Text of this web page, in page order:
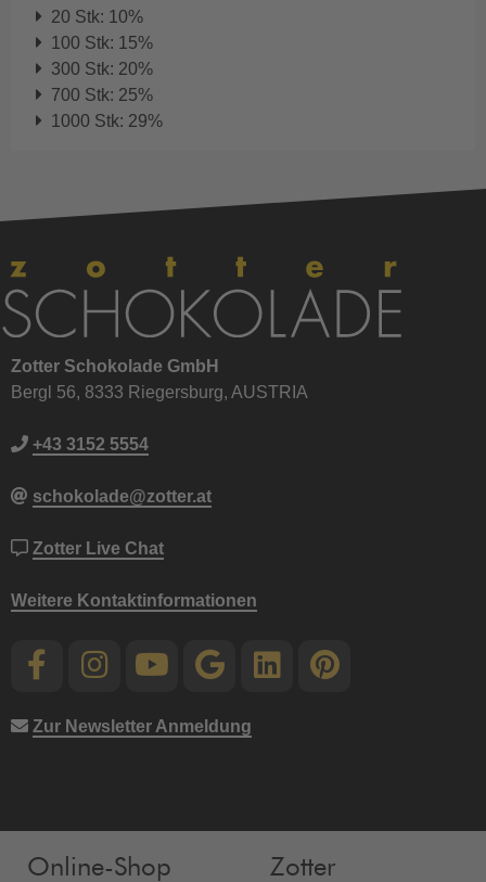
20 Stk: 10%
100 Stk: 15%
300 Stk: 20%
700 Stk: 25%
1000 Stk: 29%
Zotter Schokolade GmbH
Bergl 56, 8333 Riegersburg, AUSTRIA
+43 3152 5554
schokolade@zotter.at
Zotter Live Chat
Weitere Kontaktinformationen
Zur Newsletter Anmeldung
Online-Shop
Zotter